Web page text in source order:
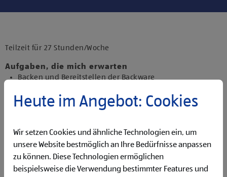
Drittanbietern zu, um diesen Inhalt
Teilzeit für 27 Stunden/Woche
Aufgaben, die mich erwarten
Backen und Bereitstellen der Backware
Präsentieren von Obst und Gemüse sowie Durchführen
von Qualitätskontrollen
Reinigen der Filiale
Betreuen der Pfandrückgabeautomaten
Qualifikationen, die ich mitbringe
Heute im Angebot: Cookies
Wir setzen Cookies und ähnliche Technologien ein, um
unsere Website bestmöglich an Ihre Bedürfnisse anpassen
zu können. Diese Technologien ermöglichen
beispielsweise die Verwendung bestimmter Features und